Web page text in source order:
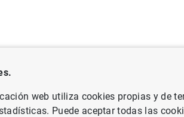
actuación
del Banco Central Europeo Notas de
web utiliza cookies propias y de
Puede aceptar todas las